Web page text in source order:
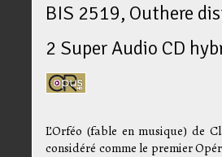
BIS 2519, Outhere
2 Super Audio CD
L’Orféo (fable en musique) de
considéré comme le premier